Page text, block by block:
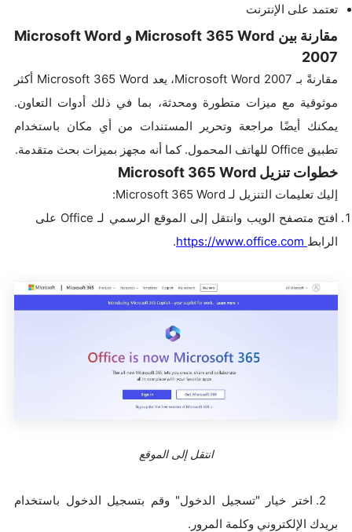
تعتمد على الإنترنت
مقارنة بين Microsoft 365 Word و Microsoft Word
2007
مقارنةً بـ Microsoft Word 2007، يعد Microsoft 365 Word أكثر
موثوقية مع ميزات متطورة ومحدثة، بما في ذلك أدوات التعاون.
يمكنك أيضًا مراجعة وتحرير المستندات من أي مكان باستخدام
تطبيق Office للهاتف المحمول. كما أنه مجهز بميزات بحث متقدمة.
خطوات تنزيل Microsoft 365 Word
إليك تعليمات التنزيل لـ Microsoft 365 Word:
افتح متصفح الويب وانتقل إلى الموقع الرسمي لـ Office على
الرابط https://www.office.com
.
انتقل إلى الموقع
2. اختر خيار "تسجيل الدخول" وقم بتسجيل الدخول باستخدام
بريدك الإلكتروني وكلمة المرور.